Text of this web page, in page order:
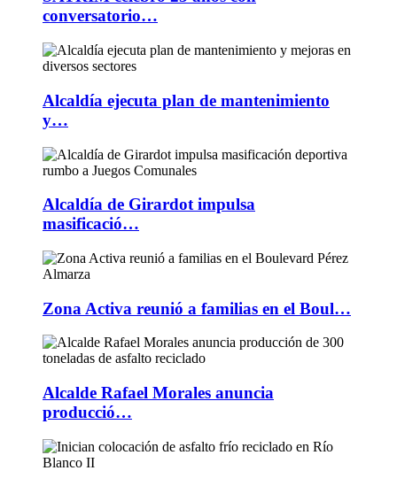
conversatorio…
Alcaldía ejecuta plan de mantenimiento
y…
Alcaldía de Girardot impulsa
masificació…
Zona Activa reunió a familias en el Boul…
Alcalde Rafael Morales anuncia
producció…